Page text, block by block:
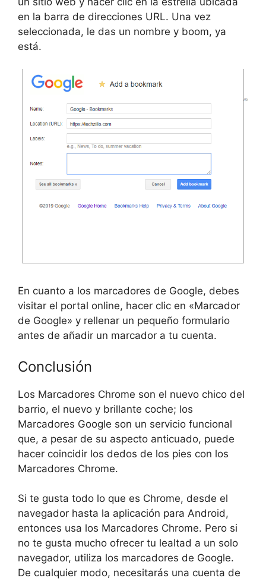
en la barra de direcciones URL. Una vez
seleccionada, le das un nombre y boom, ya
está.
En cuanto a los marcadores de Google, debes
visitar el portal online, hacer clic en «Marcador
de Google» y rellenar un pequeño formulario
antes de añadir un marcador a tu cuenta.
Conclusión
Los Marcadores Chrome son el nuevo chico del
barrio, el nuevo y brillante coche; los
Marcadores Google son un servicio funcional
que, a pesar de su aspecto anticuado, puede
hacer coincidir los dedos de los pies con los
Marcadores Chrome.
Si te gusta todo lo que es Chrome, desde el
navegador hasta la aplicación para Android,
entonces usa los Marcadores Chrome. Pero si
no te gusta mucho ofrecer tu lealtad a un solo
navegador, utiliza los marcadores de Google.
De cualquier modo, necesitarás una cuenta de